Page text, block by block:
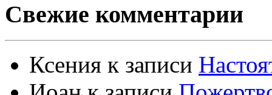
Свежие комментарии
Ксения к записи